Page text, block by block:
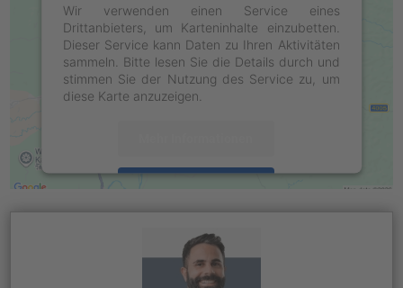
Wir verwenden einen Service eines
Drittanbieters, um Karteninhalte einzubetten.
Dieser Service kann Daten zu Ihren Aktivitäten
sammeln. Bitte lesen Sie die Details durch und
stimmen Sie der Nutzung des Service zu, um
diese Karte anzuzeigen.
Management Platform